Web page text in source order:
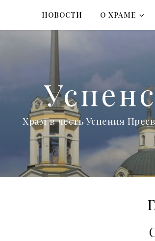
НОВОСТИ О ХРАМЕ
Храм в честь Успения